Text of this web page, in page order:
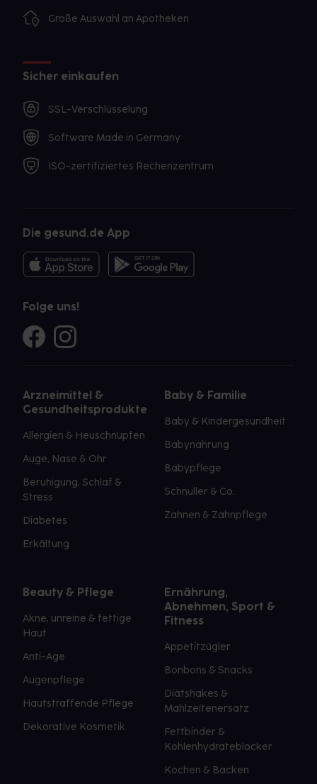
Große Auswahl an Apotheken
Sicher einkaufen
SSL-Verschlüsselung
Software Made in Germany
ISO-zertifiziertes Rechenzentrum
Die gesund.de App
Folge uns!
Arzneimittel &
Gesundheitsprodukte
Allergien & Heuschnupfen
Auge, Nase & Ohr
Beruhigung, Schlaf &
Stress
Diabetes
Erkältung
Baby & Familie
Baby & Kindergesundheit
Babynahrung
Babypflege
Schnuller & Co.
Zahnen & Zahnpflege
Beauty & Pflege
Akne, unreine & fettige
Haut
Anti-Age
Augenpflege
Hautstraffende Pflege
Dekorative Kosmetik
Ernährung,
Abnehmen, Sport &
Fitness
Appetitzügler
Bonbons & Snacks
Diätshakes &
Mahlzeitenersatz
Fettbinder &
Kohlenhydrateblocker
Kochen & Backen